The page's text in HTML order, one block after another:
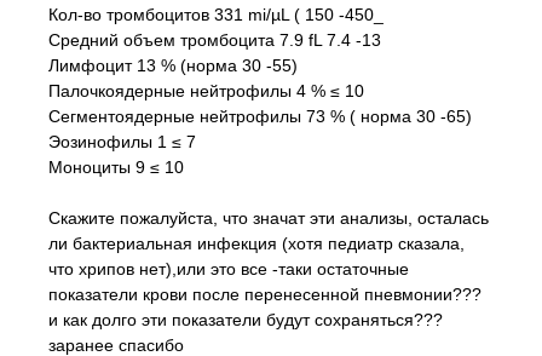
Кол-во тромбоцитов 331 mi/µL ( 150 -450_
Средний объем тромбоцита 7.9 fL 7.4 -13
Лимфоцит 13 % (норма 30 -55)
Палочкоядерные нейтрофилы 4 % ≤ 10
Сегментоядерные нейтрофилы 73 % ( норма 30 -65)
Эозинофилы 1 ≤ 7
Моноциты 9 ≤ 10
Скажите пожалуйста, что значат эти анализы, осталась
ли бактериальная инфекция (хотя педиатр сказала,
что хрипов нет),или это все -таки остаточные
показатели крови после перенесенной пневмонии???
и как долго эти показатели будут сохраняться???
заранее спасибо